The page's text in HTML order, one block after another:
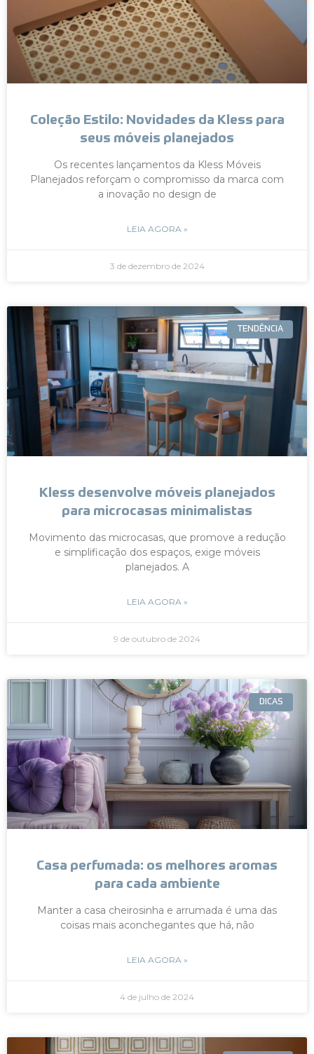
Coleção Estilo: Novidades da Kless para
seus móveis planejados
Os recentes lançamentos da Kless Móveis
Planejados reforçam o compromisso da marca com
a inovação no design de
LEIA AGORA »
3 de dezembro de 2024
TENDÊNCIA
Kless desenvolve móveis planejados
para microcasas minimalistas
Movimento das microcasas, que promove a redução
e simplificação dos espaços, exige móveis
planejados. A
LEIA AGORA »
9 de outubro de 2024
DICAS
Casa perfumada: os melhores aromas
para cada ambiente
Manter a casa cheirosinha e arrumada é uma das
coisas mais aconchegantes que há, não
LEIA AGORA »
4 de julho de 2024